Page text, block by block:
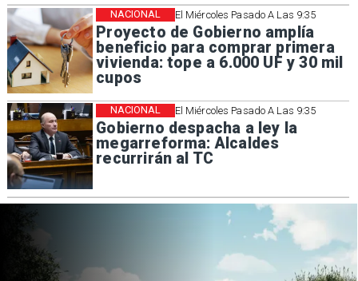
El Miércoles Pasado A Las 9:35
Proyecto de Gobierno amplía
beneficio para comprar primera
vivienda: tope a 6.000 UF y 30 mil
cupos
NACIONAL
El Miércoles Pasado A Las 9:35
Gobierno despacha a ley la
megarreforma: Alcaldes
recurrirán al TC
NACIONAL